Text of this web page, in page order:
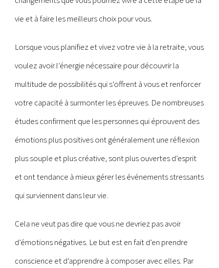
vie et à faire les meilleurs choix pour vous.
Lorsque vous planifiez et vivez votre vie à la retraite, vous
voulez avoir l’énergie nécessaire pour découvrir la
multitude de possibilités qui s’offrent à vous et renforcer
votre capacité à surmonter les épreuves. De nombreuses
études confirment que les personnes qui éprouvent des
émotions plus positives ont généralement une réflexion
plus souple et plus créative, sont plus ouvertes d’esprit
et ont tendance à mieux gérer les événements stressants
qui surviennent dans leur vie.
Cela ne veut pas dire que vous ne devriez pas avoir
d’émotions négatives. Le but est en fait d’en prendre
conscience et d’apprendre à composer avec elles. Par